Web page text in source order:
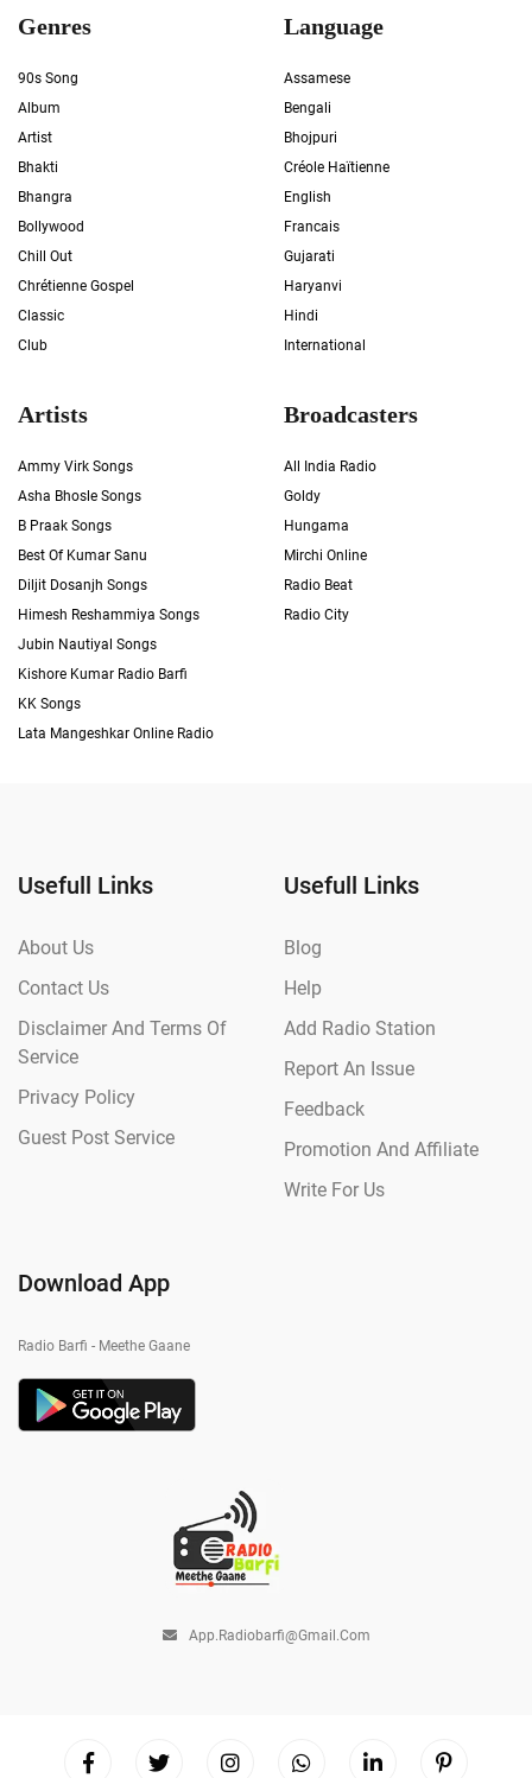
Genres
90s Song
Album
Artist
Bhakti
Bhangra
Bollywood
Chill Out
Chrétienne Gospel
Classic
Club
Language
Assamese
Bengali
Bhojpuri
Créole Haïtienne
English
Francais
Gujarati
Haryanvi
Hindi
International
Artists
Ammy Virk Songs
Asha Bhosle Songs
B Praak Songs
Best Of Kumar Sanu
Diljit Dosanjh Songs
Himesh Reshammiya Songs
Jubin Nautiyal Songs
Kishore Kumar Radio Barfi
KK Songs
Lata Mangeshkar Online Radio
Broadcasters
All India Radio
Goldy
Hungama
Mirchi Online
Radio Beat
Radio City
Usefull Links
About Us
Contact Us
Disclaimer And Terms Of
Service
Privacy Policy
Guest Post Service
Usefull Links
Blog
Help
Add Radio Station
Report An Issue
Feedback
Promotion And Affiliate
Write For Us
Download App
Radio Barfi - Meethe Gaane
App.radiobarfi@gmail.com